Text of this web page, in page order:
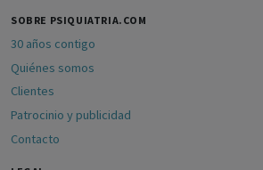
SOBRE PSIQUIATRIA.COM
30 años contigo
Quiénes somos
Clientes
Patrocinio y publicidad
Contacto